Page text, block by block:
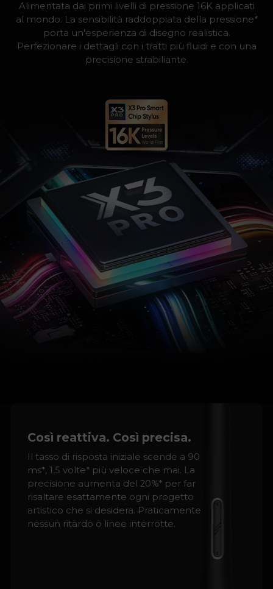
Alimentata dai primi livelli di pressione 16K applicati
al mondo. La sensibilità raddoppiata della pressione*
porta un'esperienza di disegno realistica.
Perfezionare i dettagli con i tratti più fluidi e con una
precisione strabiliante.
Così reattiva. Così precisa.
Il tasso di risposta iniziale scende a 90
ms*, 1,5 volte* più veloce che mai. La
precisione aumenta del 20%* per far
risaltare esattamente ogni progetto
artistico che si desidera. Praticamente
nessun ritardo o linee interrotte.